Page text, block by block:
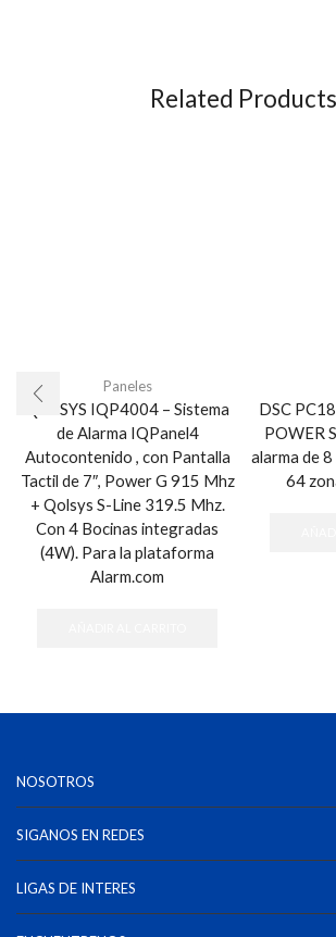
Related Products
Paneles
QOLSYS IQP4004 – Sistema
de Alarma IQPanel4
Autocontenido , con Pantalla
Tactil de 7″, Power G 915 Mhz
+ Qolsys S-Line 319.5 Mhz.
Con 4 Bocinas integradas
(4W). Para la plataforma
Alarm.com
DSC
POWER
alarma de
64
NOSOTROS
SIGANOS EN REDES
LIGAS DE INTERES